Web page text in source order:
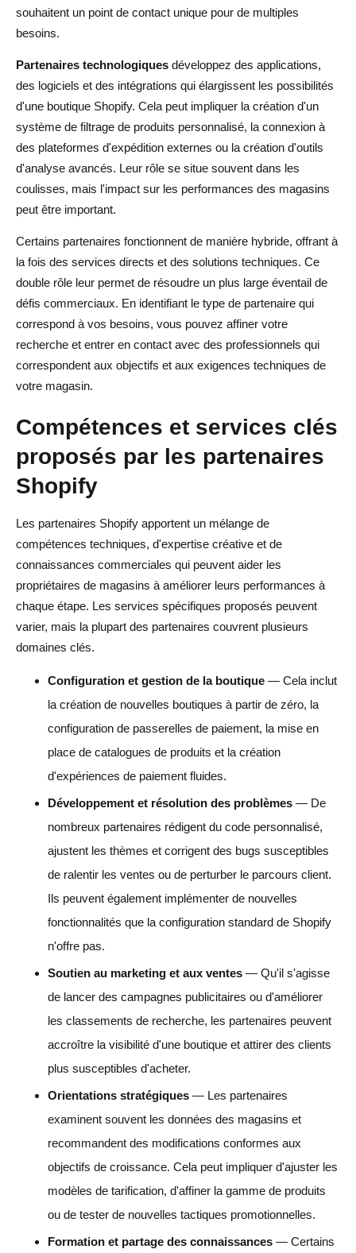
souhaitent un point de contact unique pour de multiples
besoins.
Partenaires technologiques développez des applications,
des logiciels et des intégrations qui élargissent les possibilités
d'une boutique Shopify. Cela peut impliquer la création d'un
système de filtrage de produits personnalisé, la connexion à
des plateformes d'expédition externes ou la création d'outils
d'analyse avancés. Leur rôle se situe souvent dans les
coulisses, mais l'impact sur les performances des magasins
peut être important.
Certains partenaires fonctionnent de manière hybride, offrant à
la fois des services directs et des solutions techniques. Ce
double rôle leur permet de résoudre un plus large éventail de
défis commerciaux. En identifiant le type de partenaire qui
correspond à vos besoins, vous pouvez affiner votre
recherche et entrer en contact avec des professionnels qui
correspondent aux objectifs et aux exigences techniques de
votre magasin.
Compétences et services clés
proposés par les partenaires
Shopify
Les partenaires Shopify apportent un mélange de
compétences techniques, d'expertise créative et de
connaissances commerciales qui peuvent aider les
propriétaires de magasins à améliorer leurs performances à
chaque étape. Les services spécifiques proposés peuvent
varier, mais la plupart des partenaires couvrent plusieurs
domaines clés.
Configuration et gestion de la boutique — Cela inclut
la création de nouvelles boutiques à partir de zéro, la
configuration de passerelles de paiement, la mise en
place de catalogues de produits et la création
d'expériences de paiement fluides.
Développement et résolution des problèmes — De
nombreux partenaires rédigent du code personnalisé,
ajustent les thèmes et corrigent des bugs susceptibles
de ralentir les ventes ou de perturber le parcours client.
Ils peuvent également implémenter de nouvelles
fonctionnalités que la configuration standard de Shopify
n'offre pas.
Soutien au marketing et aux ventes — Qu'il s'agisse
de lancer des campagnes publicitaires ou d'améliorer
les classements de recherche, les partenaires peuvent
accroître la visibilité d'une boutique et attirer des clients
plus susceptibles d'acheter.
Orientations stratégiques — Les partenaires
examinent souvent les données des magasins et
recommandent des modifications conformes aux
objectifs de croissance. Cela peut impliquer d'ajuster les
modèles de tarification, d'affiner la gamme de produits
ou de tester de nouvelles tactiques promotionnelles.
Formation et partage des connaissances — Certains